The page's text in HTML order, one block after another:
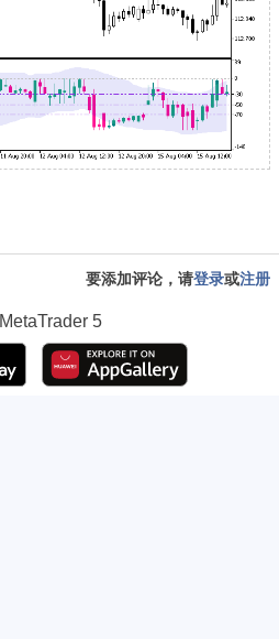
要添加评论，请登录或注册
MetaTrader 5